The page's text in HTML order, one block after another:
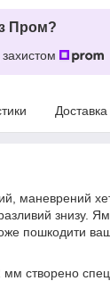
Пром?
Доставка
маневрений
знизу.
пошкодити
мм створено